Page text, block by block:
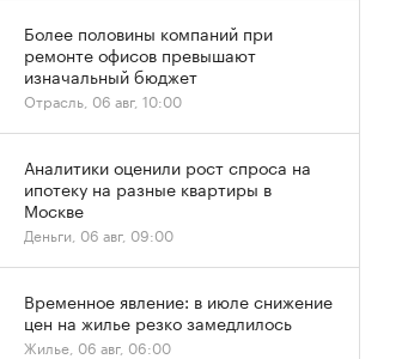
Более половины компаний при
ремонте офисов превышают
изначальный бюджет
Отрасль, 06 авг, 10:00
Аналитики оценили рост спроса на
ипотеку на разные квартиры в
Москве
Деньги, 06 авг, 09:00
Временное явление: в июле снижение
цен на жилье резко замедлилось
Жилье, 06 авг, 06:00